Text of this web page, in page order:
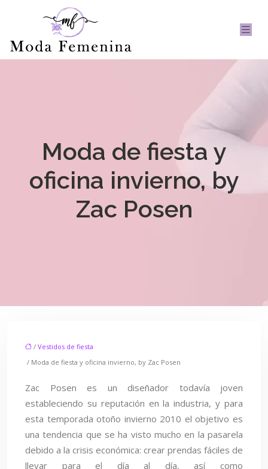
Moda de fiesta y
oficina invierno, by
Zac Posen
/ Vestidos de fiesta
/ Moda de fiesta y oficina invierno, by Zac Posen
Zac Posen es un diseñador todavía joven
estableciendo su reputación en la industria, y para
esta temporada otoño invierno 2010 el objetivo es
una tendencia que se ha visto mucho en la pasarela
debido a la crisis económica: crear prendas fáciles de
llevar para el día al día, así como